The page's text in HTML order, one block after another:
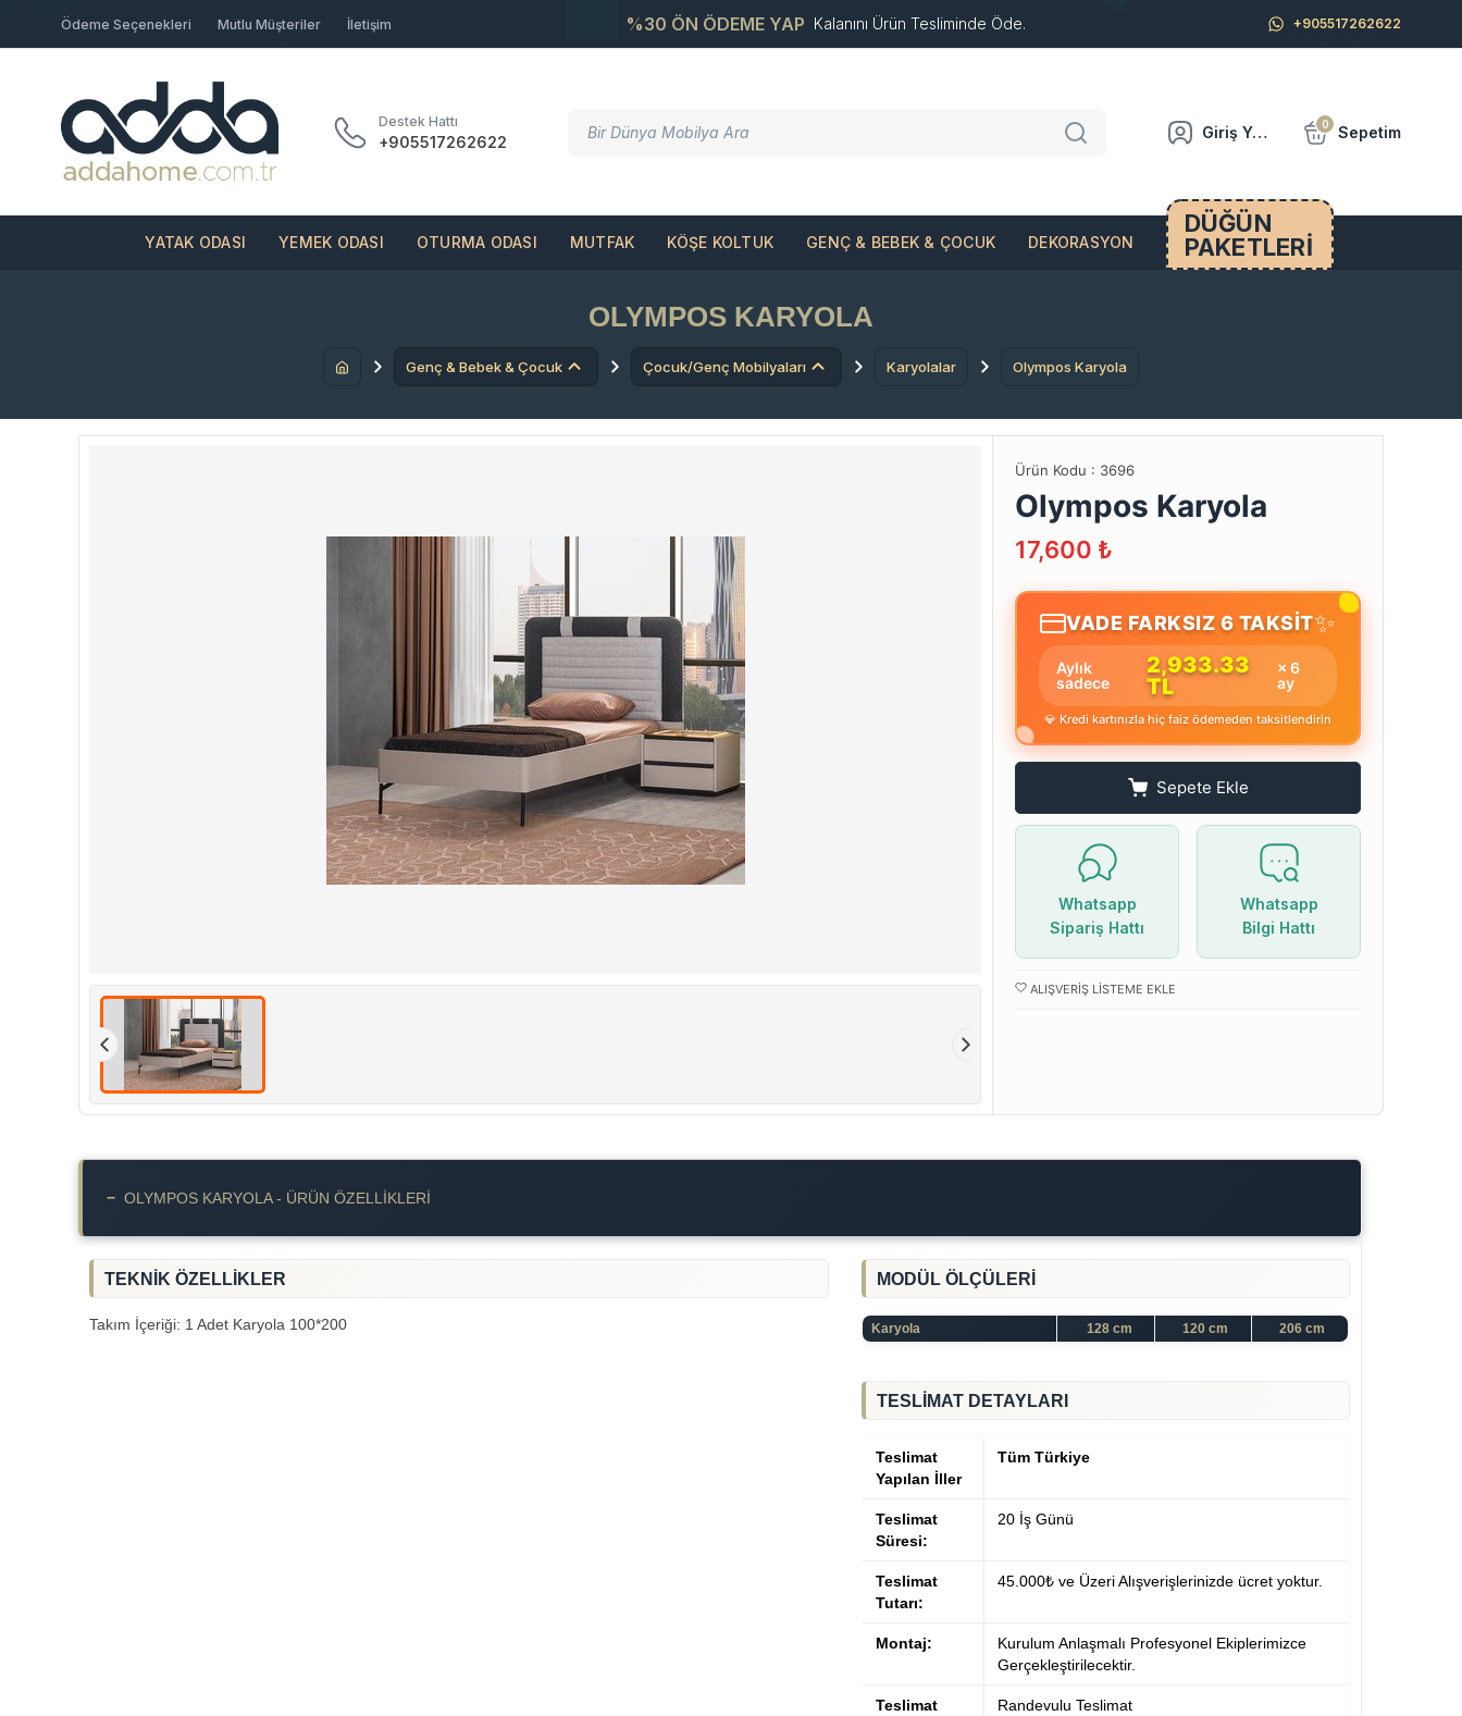
Ödeme Seçenekleri Mutlu Müşteriler İletişim %30 ÖN ÖDEME YAP Kalanını Ürün Tesliminde Öde. +905517262622
Destek Hattı
+905517262622
Giriş Yap 0 Sepetim
YATAK ODASI YEMEK ODASI OTURMA ODASI MUTFAK KÖŞE KOLTUK GENÇ & BEBEK & ÇOCUK DEKORASYON
DÜĞÜN
PAKETLERİ
OLYMPOS KARYOLA
Genç & Bebek & Çocuk Çocuk/Genç Mobilyaları Karyolalar Olympos Karyola
Ürün Kodu : 3696
Olympos Karyola
17,600 ₺
VADE FARKSIZ 6 TAKSİT✨
Aylık
sadece
2,933.33
TL
× 6
ay
💎 Kredi kartınızla hiç faiz ödemeden taksitlendirin
Sepete Ekle
Whatsapp
Sipariş Hattı
Whatsapp
Bilgi Hattı
ALIŞVERIŞ LISTEME EKLE
− OLYMPOS KARYOLA - ÜRÜN ÖZELLIKLERI
TEKNİK ÖZELLİKLER
Takım İçeriği: 1 Adet Karyola 100*200
MODÜL ÖLÇÜLERİ
Karyola 128 cm 120 cm 206 cm
TESLİMAT DETAYLARI
Teslimat
Yapılan İller
Tüm Türkiye
Teslimat
Süresi:
20 İş Günü
Teslimat
Tutarı:
45.000₺ ve Üzeri Alışverişlerinizde ücret yoktur.
Montaj:
Kurulum Anlaşmalı Profesyonel Ekiplerimizce
Gerçekleştirilecektir.
Teslimat
Randevulu Teslimat